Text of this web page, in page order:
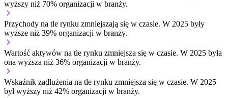
wyższy niż 70% organizacji w branży.
Przychody na tle rynku zmniejszają się w czasie. W 2025 były
wyższe niż 39% organizacji w branży.
Wartość aktywów na tle rynku zmniejsza się w czasie. W 2025 była
ona wyższa niż 36% organizacji w branży.
Wskaźnik zadłużenia na tle rynku zmniejsza się w czasie. W 2025
był wyższy niż 42% organizacji w branży.